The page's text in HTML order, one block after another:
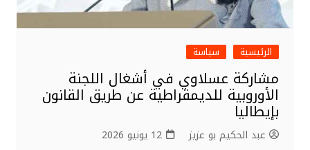
الرئيسية سياسة
مشاركة عسلاوي في أشغال اللجنة
الأوروبية للديمقراطية عن طريق القانون
بإيطاليا
عبد الحكيم بو عزيز 12 يونيو 2026